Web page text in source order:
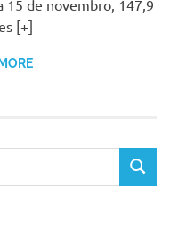
15 de novembro, 147,9
[+]
SEARCH